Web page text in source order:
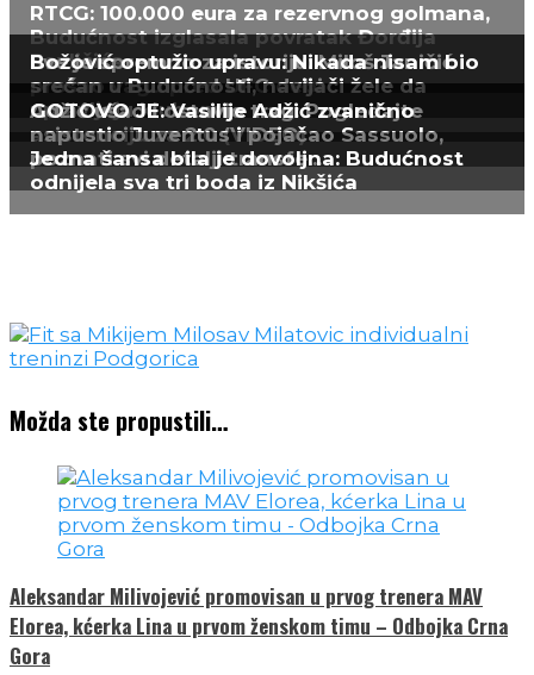
RTCG: 100.000 eura za rezervnog golmana,
Budućnost izglasala povratak Đorđija
Pavličića
Sve je spremno za istoriju: Miloš Janičić
prošao vagu pred UFC debi
Božović optužio upravu: Nikada nisam bio
srećan u Budućnosti, navijači žele da
upravljaju klubom
Adžić ušao i ostavio trag: Pogledajte
asistenciju za 2:0 (VIDEO)
GOTOVO JE: Vasilije Adžić zvanično
napustio Juventus i pojačao Sassuolo,
poznati svi detalji transfe...
Jedna šansa bila je dovoljna: Budućnost
odnijela sva tri boda iz Nikšića
Možda ste propustili…
Aleksandar Milivojević promovisan u prvog trenera MAV
Elorea, kćerka Lina u prvom ženskom timu – Odbojka Crna
Gora